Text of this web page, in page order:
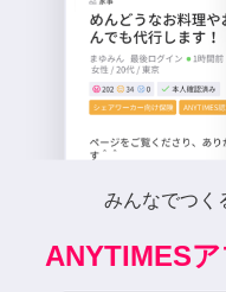
みんなでつく
ANYTIMES